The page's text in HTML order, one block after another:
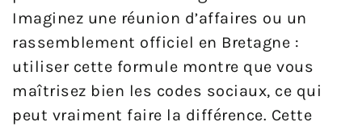
Imaginez une réunion d’affaires ou un
rassemblement officiel en Bretagne :
utiliser cette formule montre que vous
maîtrisez bien les codes sociaux, ce qui
peut vraiment faire la différence. Cette